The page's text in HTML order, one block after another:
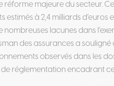
réforme majeure du secteur.
estimés à 2,4 milliards
nombreuses lacunes dans
des assurances a
observés dans les
de réglementation encadrant